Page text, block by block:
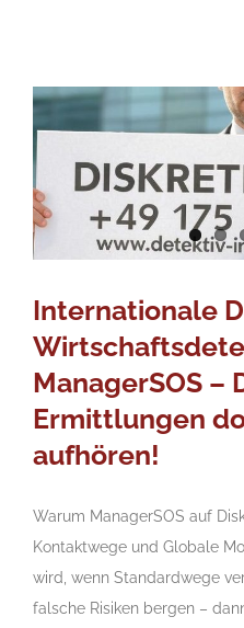
Internationale
ManagerSOS –
Ermittlungen
aufhören!
Warum ManagerSOS auf
Kontaktwege und Globale
wird, wenn Standardwege
falsche Risiken bergen –